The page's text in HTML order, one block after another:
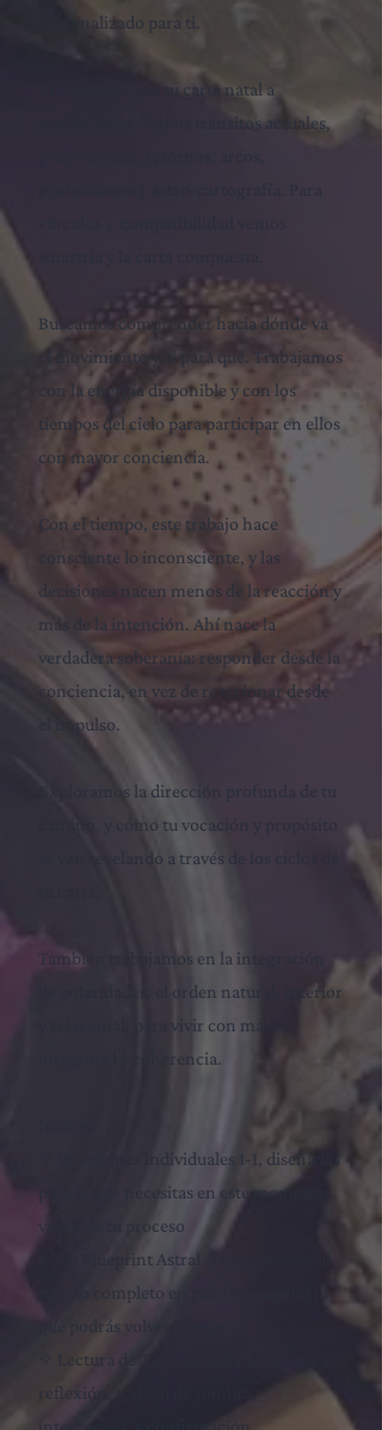
personalizado para ti.
Trabajamos con tu carta natal a
profundidad. Vemos tránsitos actuales,
Buscamos comprender hacia dónde va
el movimiento y el para qué. Trabajamos
con la energía disponible y con los
tiempos del cielo para participar en ellos
con mayor conciencia.
Con el tiempo, este trabajo hace
consciente lo inconsciente, y las
decisiones nacen menos de la reacción y
más de la intención. Ahí nace la
verdadera soberanía: responder desde la
conciencia, en vez de reaccionar desde
el impulso.
Exploramos la dirección profunda de tu
camino, y cómo tu vocación y propósito
se van revelando a través de los ciclos de
También trabajamos en la integración
de polaridades: el orden natural, interior
y relacional, para vivir con mayor
integridad y coherencia.
✧ 10 sesiones individuales 1-1, diseñadas
para lo que necesitas en este momento
vida y de tu proceso
✧ Tu Blueprint Astral. Tu reporte natal
escrito completo en pdf 20+ páginas al
que podrás volver siempre
✧ Lectura de Tarot en cada sesión para
reflexión, trabajo de sombra,
integración, y confirmación